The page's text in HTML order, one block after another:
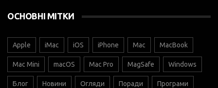
ОСНОВНІ МІТКИ
Apple iMac iOS iPhone Mac MacBook
Mac Mini macOS Mac Pro MagSafe Windows
Блог Новини Огляди Поради Програми